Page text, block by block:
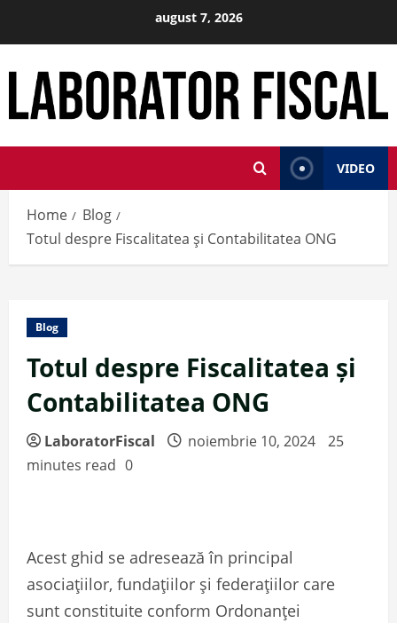
august 7, 2026
VIDEO
Home
Blog
Totul despre Fiscalitatea și Contabilitatea ONG
Blog
Totul despre Fiscalitatea și
Contabilitatea ONG
LaboratorFiscal noiembrie 10, 2024
25
minutes read 0
Acest ghid se adresează în principal
asociațiilor, fundațiilor și federațiilor care
sunt constituite conform Ordonanței